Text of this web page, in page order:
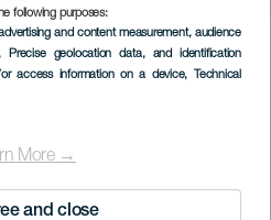
following purposes:
and content measurement, audience
Precise geolocation data, and identification
access information on a device, Technical
More →
and close